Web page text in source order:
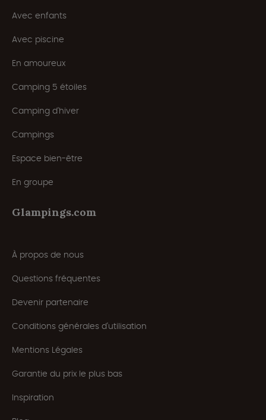
Avec enfants
Avec piscine
En amoureux
Camping 5 étoiles
Camping d'hiver
Campings
Espace bien-être
En groupe
Glampings.com
À propos de nous
Questions fréquentes
Devenir partenaire
Conditions générales d'utilisation
Mentions Légales
Garantie du prix le plus bas
Inspiration